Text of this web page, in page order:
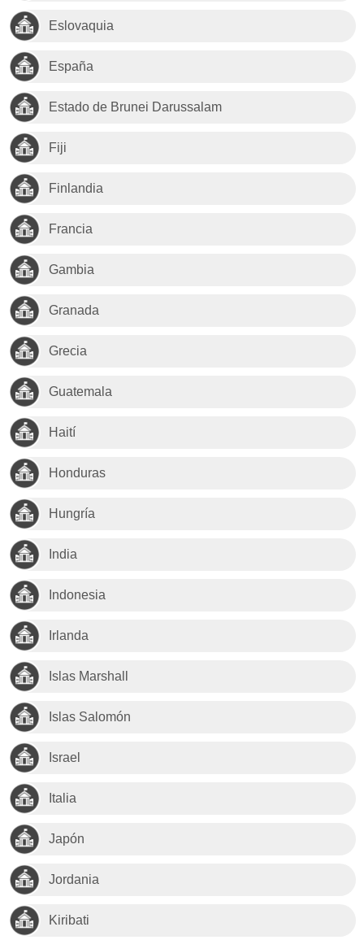
Eslovaquia
España
Estado de Brunei Darussalam
Fiji
Finlandia
Francia
Gambia
Granada
Grecia
Guatemala
Haití
Honduras
Hungría
India
Indonesia
Irlanda
Islas Marshall
Islas Salomón
Israel
Italia
Japón
Jordania
Kiribati